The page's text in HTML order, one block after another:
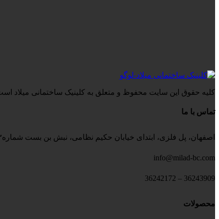
کلیه حقوق این سایت محفوظ و متعلق به کلینیک ساختمانی میلاد
تماس با ما
اصفهان، پل فلزی، ابتدای خیابان حکیم نظامی، نبش بن بست شماره۳، کلینیک ساختمانی میلاد
info@milad-bc.com
36243909 – 36242172
محصولات